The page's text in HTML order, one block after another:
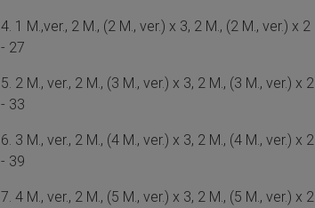
4. 1 M.,ver., 2 M., (2 M., ver.) x 3, 2 M., (2 M., ver.) x 2
- 27
5. 2 M., ver., 2 M., (3 M., ver.) x 3, 2 M., (3 M., ver.) x 2
- 33
6. 3 M., ver., 2 M., (4 M., ver.) x 3, 2 M., (4 M., ver.) x 2
- 39
7. 4 M., ver., 2 M., (5 M., ver.) x 3, 2 M., (5 M., ver.) x 2